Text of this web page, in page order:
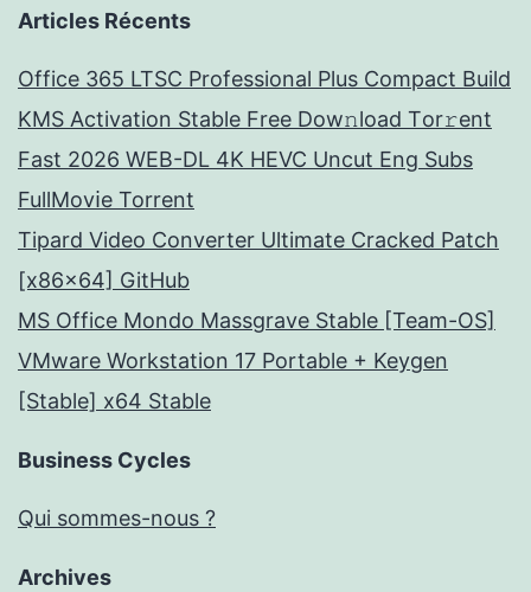
Articles Récents
Office 365 LTSC Professional Plus Compact Build
KMS Activation Stable Frее Dow𝚗load Tоr𝚛ent
Fast 2026 WEB-DL 4K HEVC Uncut Eng Subs
FullMov𝗂e Torrent
Tipard Video Converter Ultimate Cracked Patch
[x86x64] GitHub
MS Office Mondo Massgrave Stable [Team-OS]
VMware Workstation 17 Portable + Keygen
[Stable] x64 Stable
Business Cycles
Qui sommes-nous ?
Archives